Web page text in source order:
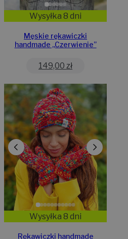
Wysyłka 8 dni
Męskie rękawiczki
handmade ,,Czerwienie”
149,00 zł
Wysyłka 8 dni
Rękawiczki handmade